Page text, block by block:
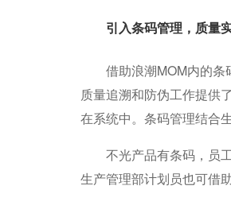
引入条码管理，质量实
借助浪潮MOM内的条
质量追溯和防伪工作提供
在系统中。条码管理结合
不光产品有条码，员工
生产管理部计划员也可借